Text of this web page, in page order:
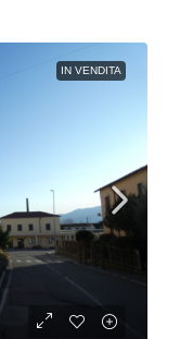
IN VENDITA